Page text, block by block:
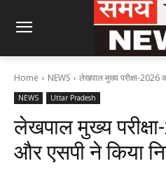
Home NEWS लेखपाल मुख्य परीक्षा-2026
NEWS Uttar Pradesh
लेखपाल मुख्य
और एसपी ने किया